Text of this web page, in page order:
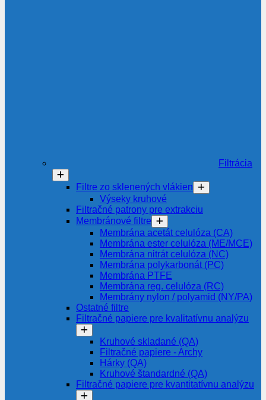
Filtrácia
Filtre zo sklenených vlákien
Výseky kruhové
Filtračné patrony pre extrakciu
Membránové filtre
Membrána acetát celulóza (CA)
Membrána ester celulóza (ME/MCE)
Membrána nitrát celulóza (NC)
Membrána polykarbonát (PC)
Membrána PTFE
Membrána reg. celulóza (RC)
Membrány nylon / polyamid (NY/PA)
Ostatné filtre
Filtračné papiere pre kvalitatívnu analýzu
Kruhové skladané (QA)
Filtračné papiere - Archy
Hárky (QA)
Kruhové štandardné (QA)
Filtračné papiere pre kvantitatívnu analýzu